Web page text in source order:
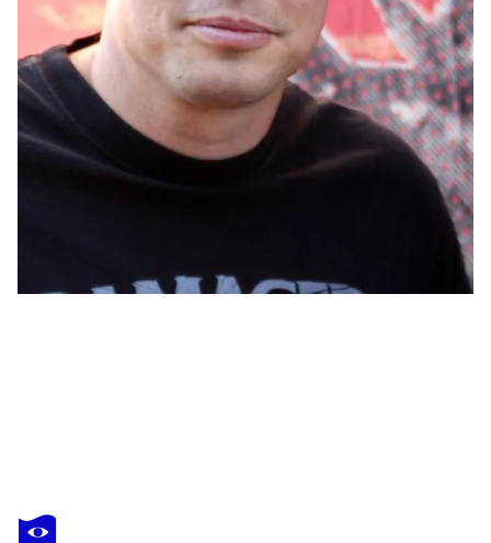
SHEPARD FAIREY
Justice woman Blue